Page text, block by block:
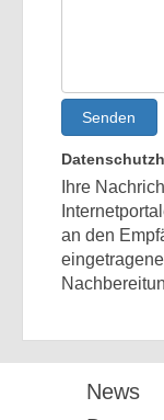
Senden
Ihre
an den
News